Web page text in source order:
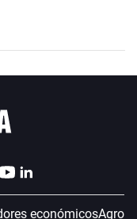
económicosAgro